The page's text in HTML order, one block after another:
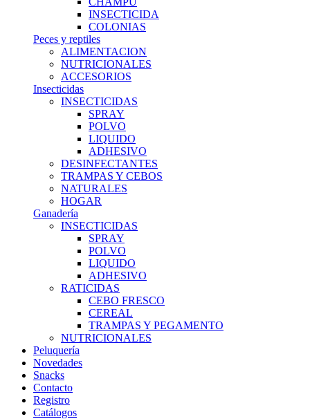
INSECTICIDA
COLONIAS
Peces y reptiles
ALIMENTACION
NUTRICIONALES
ACCESORIOS
Insecticidas
INSECTICIDAS
SPRAY
POLVO
LIQUIDO
ADHESIVO
DESINFECTANTES
TRAMPAS Y CEBOS
NATURALES
HOGAR
Ganadería
INSECTICIDAS
SPRAY
POLVO
LIQUIDO
ADHESIVO
RATICIDAS
CEBO FRESCO
CEREAL
TRAMPAS Y PEGAMENTO
NUTRICIONALES
Peluquería
Novedades
Snacks
Contacto
Registro
Catálogos